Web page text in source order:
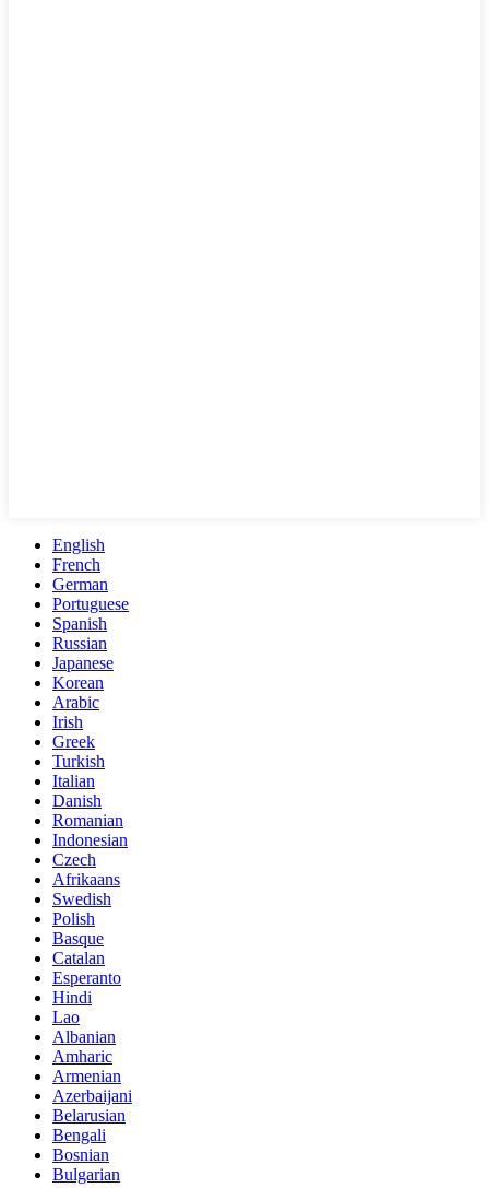
English
French
German
Portuguese
Spanish
Russian
Japanese
Korean
Arabic
Irish
Greek
Turkish
Italian
Danish
Romanian
Indonesian
Czech
Afrikaans
Swedish
Polish
Basque
Catalan
Esperanto
Hindi
Lao
Albanian
Amharic
Armenian
Azerbaijani
Belarusian
Bengali
Bosnian
Bulgarian